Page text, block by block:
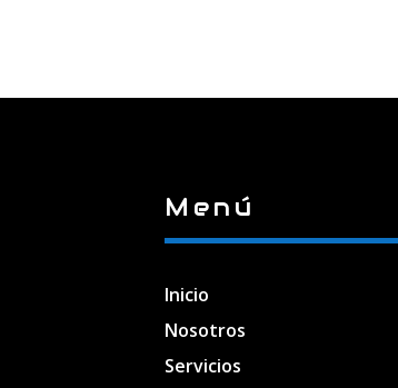
Menú
Inicio
Nosotros
Servicios